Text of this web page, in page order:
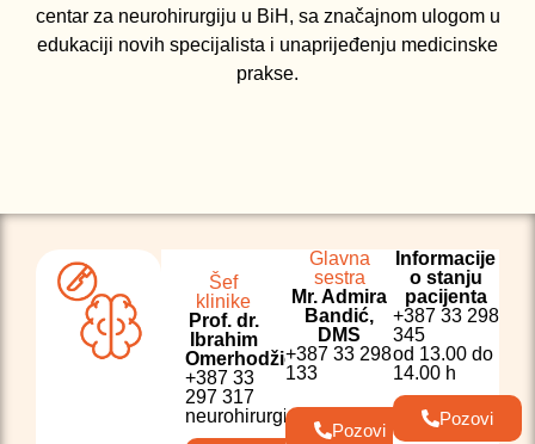
centar za neurohirurgiju u BiH, sa značajnom ulogom u
edukaciji novih specijalista i unaprijeđenju medicinske
prakse.
Šef
klinike
Prof. dr.
Ibrahim
Omerhodžić
+387 33
297 317
neurohirurgija@kcus.ba
Glavna
sestra
Mr. Admira
Bandić,
DMS
+387 33 298
133
Pozovi
Informacije
o stanju
pacijenta
+387 33 298
345
od 13.00 do
14.00 h
Pozovi